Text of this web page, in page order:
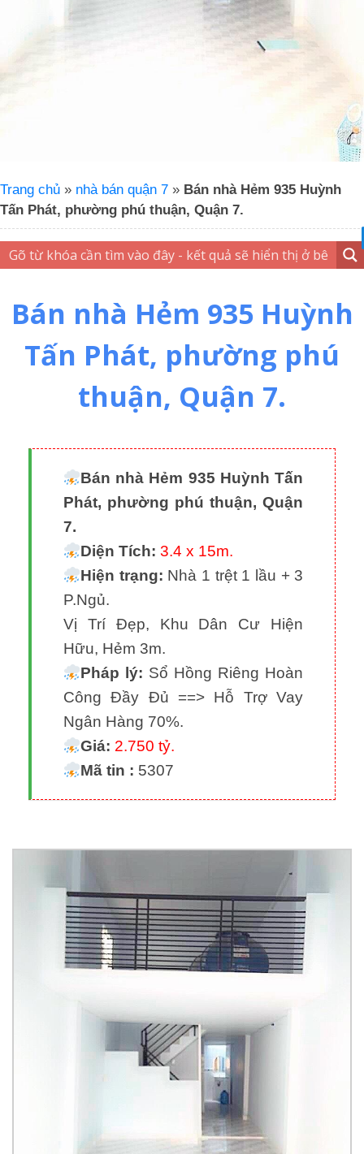
Trang chủ » nhà bán quận 7 » Bán nhà Hẻm 935 Huỳnh
Tấn Phát, phường phú thuận, Quận 7.
Bán nhà Hẻm 935 Huỳnh
Tấn Phát, phường phú
thuận, Quận 7.
Bán nhà Hẻm 935 Huỳnh Tấn
Phát, phường phú thuận, Quận
7.
Diện Tích: 3.4 x 15m.
Hiện trạng: Nhà 1 trệt 1 lầu + 3
P.Ngủ.
Vị Trí Đẹp, Khu Dân Cư Hiện
Hữu, Hẻm 3m.
Pháp lý: Sổ Hồng Riêng Hoàn
Công Đầy Đủ ==> Hỗ Trợ Vay
Ngân Hàng 70%.
Giá: 2.750 tỷ.
Mã tin : 5307